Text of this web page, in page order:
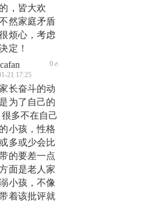
，皆大欢
然家庭矛盾
烦心，考虑
定！
21 17:25
0
长奋斗的动
为了自己的
多不在自己
小孩，性格
多或少会比
的要差一点
面是老人家
小孩，不像
着该批评就